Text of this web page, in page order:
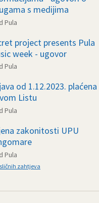
s medijima
Pula
project presents Pula
week - ugovor
Pula
od 1.12.2023. plaćena
Listu
Pula
zakonitosti UPU
Pula
zahtjeva